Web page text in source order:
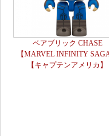
ベアブリック CHASE
【MARVEL INFINITY
【キャプテンアメリカ】